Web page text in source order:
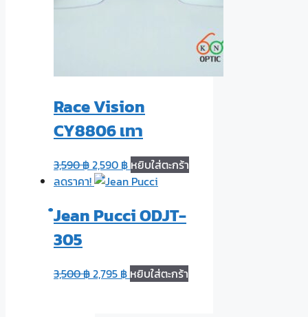
Race Vision
CY8806 เทา
3,590฿2,590 ฿ หยิบใส่ตะกร้า
ลดราคา!
๋Jean Pucci ODJT-
305
3,500฿2,795 ฿ หยิบใส่ตะกร้า